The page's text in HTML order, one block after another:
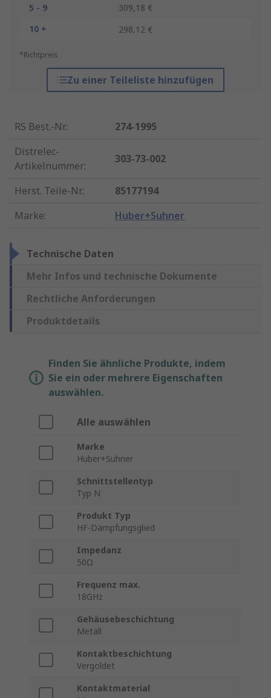
5 - 9
309,18 €
10 +
298,12 €
*Richtpreis
Zu einer Teileliste hinzufügen
RS Best.-Nr.:
274-1995
Distrelec-
Artikelnummer:
303-73-002
Herst. Teile-Nr.:
85177194
Marke: Huber+Suhner
Technische Daten
Mehr Infos und technische Dokumente
Rechtliche Anforderungen
Produktdetails
Finden Sie ähnliche Produkte, indem
Sie ein oder mehrere Eigenschaften
auswählen.
Alle auswählen
Marke
Huber+Suhner
Schnittstellentyp
Typ N
Produkt Typ
HF-Dämpfungsglied
Impedanz
50Ω
Frequenz max.
18GHz
Gehäusebeschichtung
Metall
Kontaktbeschichtung
Vergoldet
Kontaktmaterial